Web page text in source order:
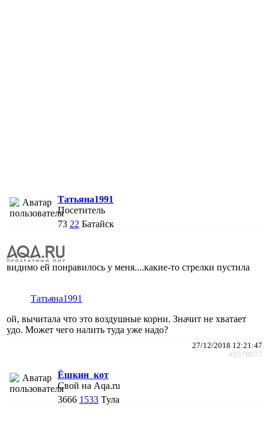
Татьяна1991
Посетитель
73 22 Батайск
видимо ей понравилось у меня....какие-то стрелки пустила
Татьяна1991
ой, вычитала что это воздушные корни. Значит не хватает
удо. Может чего налить туда уже надо?
27/12/2018 12:21:47
#2578077
Ёшкин_кот
Свой на Aqa.ru
3666 1533 Тула